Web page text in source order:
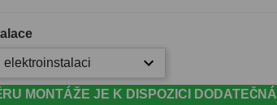
elektroinstalaci
MONTÁŽE JE K DISPOZICI DODATEČNÁ